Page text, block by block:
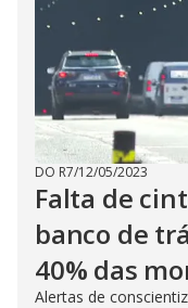
DO R7/12/05/2023
Falta de
banco de
40% das
Alertas de